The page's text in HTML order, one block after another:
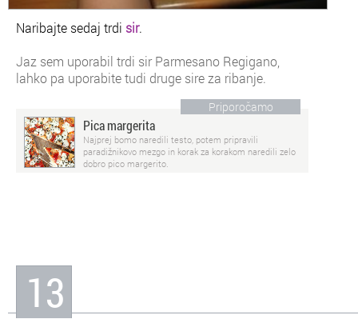
Naribajte sedaj trdi sir.
Jaz sem uporabil trdi sir Parmesano Regigano,
lahko pa uporabite tudi druge sire za ribanje.
Priporočamo
Pica margerita
Najprej bomo naredili testo, potem pripravili
paradižnikovo mezgo in korak za korakom naredili zelo
dobro pico margerito.
13